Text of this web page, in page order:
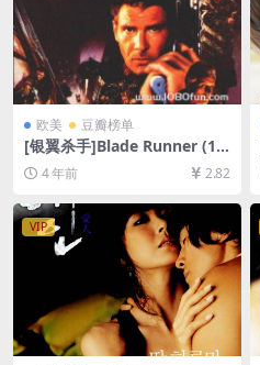
欧美 豆瓣榜单
[银翼杀手]Blade Runner (19
82)[百度网盘+迅雷云盘资源1
080P超清未删减][MP4/7.6G
B][中文字幕]
4 年前 2.82
VIP